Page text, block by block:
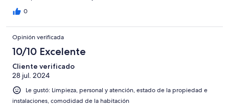
0
Opinión verificada
10/10 Excelente
Cliente verificado
28 jul. 2024
Le gustó: Limpieza, personal y atención, estado de la propiedad e
instalaciones, comodidad de la habitación